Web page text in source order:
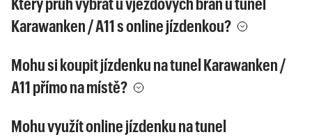
Který pruh vybrat u vjezdových bran u tunel
Karawanken / A11 s online jízdenkou?
Mohu si koupit jízdenku na tunel Karawanken /
A11 přímo na místě?
Mohu využít online jízdenku na tunel